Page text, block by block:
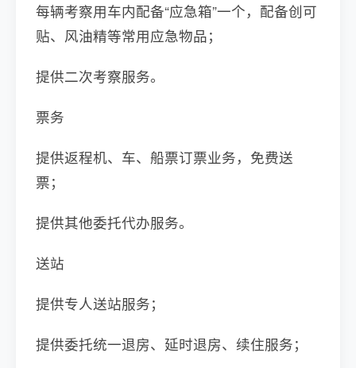
每辆考察用车内配备“应急箱”一个，配备创可
贴、风油精等常用应急物品；
提供二次考察服务。
票务
提供返程机、车、船票订票业务，免费送
票；
提供其他委托代办服务。
送站
提供专人送站服务；
提供委托统一退房、延时退房、续住服务；